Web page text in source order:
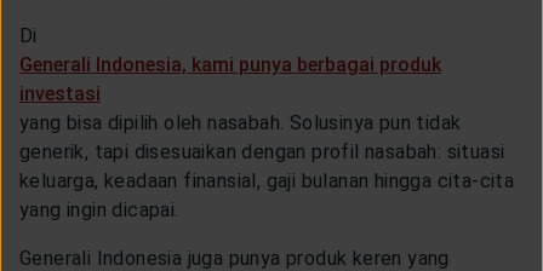
Di
Generali Indonesia, kami punya berbagai produk
investasi
yang bisa dipilih oleh nasabah. Solusinya pun tidak
generik, tapi disesuaikan dengan profil nasabah: situasi
keluarga, keadaan finansial, gaji bulanan hingga cita-cita
yang ingin dicapai.
Generali Indonesia juga punya produk keren yang